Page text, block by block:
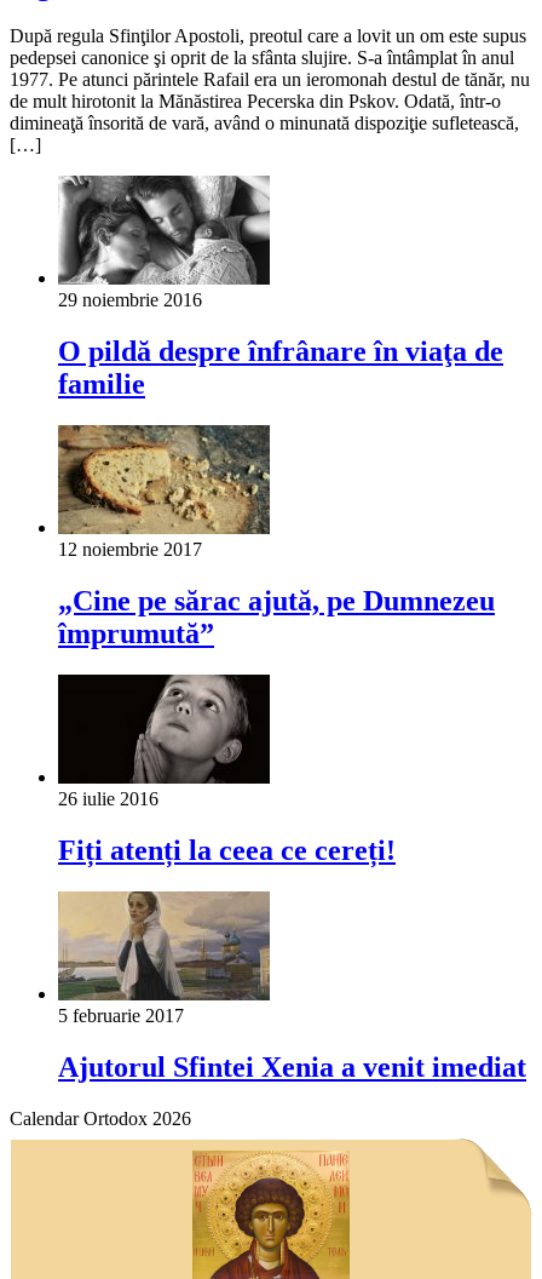
După regula Sfinţilor Apostoli, preotul care a lovit un om este supus
pedepsei canonice şi oprit de la sfânta slujire. S-a întâmplat în anul
1977. Pe atunci părintele Rafail era un ieromonah destul de tănăr, nu
de mult hirotonit la Mănăstirea Pecerska din Pskov. Odată, într-o
dimineaţă însorită de vară, având o minunată dispoziţie sufletească,
[…]
29 noiembrie 2016
O pildă despre înfrânare în viaţa de
familie
12 noiembrie 2017
„Cine pe sărac ajută, pe Dumnezeu
împrumută”
26 iulie 2016
Fiți atenți la ceea ce cereți!
5 februarie 2017
Ajutorul Sfintei Xenia a venit imediat
Calendar Ortodox 2026